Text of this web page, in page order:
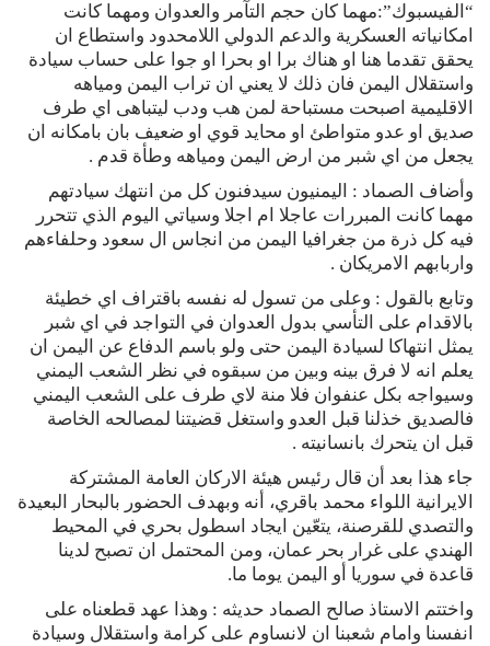
“الفيسبوك”:مهما كان حجم التآمر والعدوان ومهما كانت
امكانياته العسكرية والدعم الدولي اللامحدود واستطاع ان
يحقق تقدما هنا او هناك برا او بحرا او جوا على حساب سيادة
واستقلال اليمن فان ذلك لا يعني ان تراب اليمن ومياهه
الاقليمية اصبحت مستباحة لمن هب ودب ليتباهى اي طرف
صديق او عدو متواطئ او محايد قوي او ضعيف بان بامكانه ان
يجعل من اي شبر من ارض اليمن ومياهه وطأة قدم .
وأضاف الصماد : اليمنيون سيدفنون كل من انتهك سيادتهم
مهما كانت المبررات عاجلا ام اجلا وسياتي اليوم الذي تتحرر
فيه كل ذرة من جغرافيا اليمن من انجاس ال سعود وحلفاءهم
واربابهم الامريكان .
وتابع بالقول : وعلى من تسول له نفسه باقتراف اي خطيئة
بالاقدام على التأسي بدول العدوان في التواجد في اي شبر
يمثل انتهاكا لسيادة اليمن حتى ولو باسم الدفاع عن اليمن ان
يعلم انه لا فرق بينه وبين من سبقوه في نظر الشعب اليمني
وسيواجه بكل عنفوان فلا منة لاي طرف على الشعب اليمني
فالصديق خذلنا قبل العدو واستغل قضيتنا لمصالحه الخاصة
قبل ان يتحرك بانسانيته .
جاء هذا بعد أن قال رئيس هيئة الاركان العامة المشتركة
الايرانية اللواء محمد باقري، أنه وبهدف الحضور بالبحار البعيدة
والتصدي للقرصنة، يتعّين ايجاد اسطول بحري في المحيط
الهندي على غرار بحر عمان، ومن المحتمل ان تصبح لدينا
قاعدة في سوريا أو اليمن يوما ما.
واختتم الاستاذ صالح الصماد حديثه : وهذا عهد قطعناه على
انفسنا وامام شعبنا ان لانساوم على كرامة واستقلال وسيادة